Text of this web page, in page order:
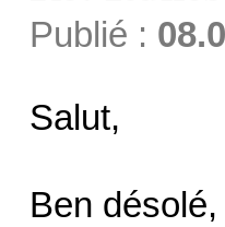
Publié :
Salut,
Ben